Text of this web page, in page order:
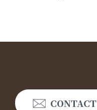
CONTACT